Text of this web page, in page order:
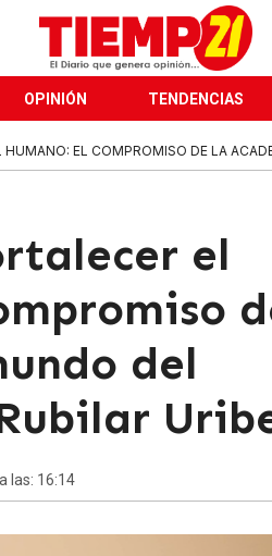
OPINIÓN TENDENCIAS
EL COMPROMISO DE LA
el
del
las: 16:14